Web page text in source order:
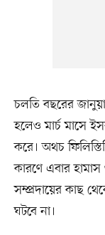
চলতি বছরের
হলেও মার্চ মাসে
করে। অথচ
কারণে এবার
সম্প্রদায়ের কাছ
ঘটবে না।